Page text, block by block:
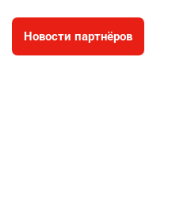
🐏 Скота больше, а
Казахстане
Новости партнёров